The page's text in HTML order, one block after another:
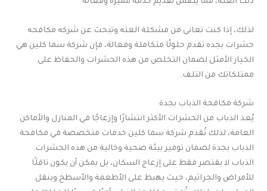
ذلك العته، مما يضمن تقديم خدمة مميزة وفعالة.
لذلك، إذا كنت تعاني من مشكلة العته وتبحث عن شركه مكافحه
حشرات بجده تقدم حلولًا متكاملة وفعالة، فإن شركة سما كلين هي
الخيار الأمثل لضمان التخلص من هذه الحشرات والحفاظ على
ممتلكاتك من التلف.
شركة مكافحة الذباب بجدة
يُعد الذباب من الحشرات الأكثر انتشارًا وإزعاجًا في المنازل والأماكن
العامة، لذلك تُقدم شركة سما كلين خدمات متخصصة في مكافحة
الذباب بجدة لضمان توفير بيئة صحية وخالية من هذه الحشرات.
الذباب لا يقتصر فقط على إزعاج السكان، بل يمكن أن يكون ناقلًا
للأمراض والجراثيم، حيث يهبط على الأطعمة والأسطح وينقل